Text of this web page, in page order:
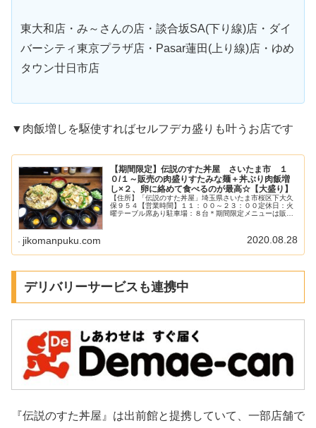
東大和店・み～さんの店・談合坂SA(下り線)店・ダイ
バーシティ東京プラザ店・Pasar蓮田(上り線)店・ゆめ
タウン廿日市店
▼肉飯増しを駆使すればセルフデカ盛りも叶うお店です
【期間限定】伝説のすた丼屋 さいたま市 １
０/１～販売の肉盛りすたみな麺＋丼ぶり肉飯増
し×２、卵に絡めて食べるのが最高☆【大盛り】
【住所】「伝説のすた丼屋」埼玉県さいたま市桜区下大久
保９５４【営業時間】１１：００～２３：００定休日：火
曜テーブル席あり駐車場：８台＊期間限定メニューは販売
jikomanpuku.com 2020.08.28
デリバリーサービスも連携中
『伝説のすた丼屋』は出前館と提携していて、一部店舗で